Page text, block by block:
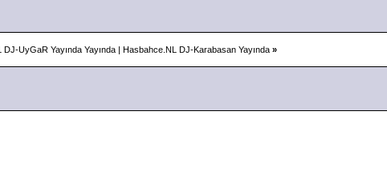
UyGaR Yayında Yayında| Hasbahce.NL DJ-Karabasan Yayında »